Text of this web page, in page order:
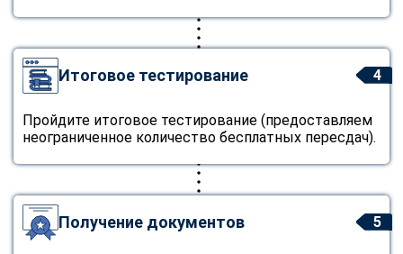
4
Итоговое тестирование
Пройдите итоговое тестирование (предоставляем
неограниченное количество бесплатных пересдач).
5
Получение документов